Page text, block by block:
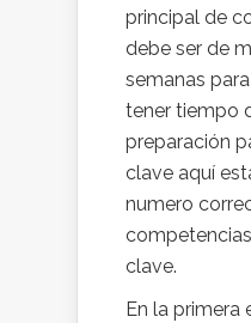
principal de
debe ser de
semanas
tener tiempo
preparación
clave aquí
numero
clave.
En la primera